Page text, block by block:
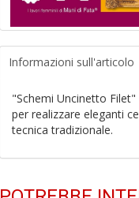
Informazioni sull'articolo
"Schemi Uncinetto
per realizzare eleganti
tecnica tradizionale.